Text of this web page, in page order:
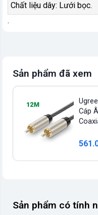
Chất liệu dây: Lưới bọc.
.
Sản phẩm đã xem
Cáp
Sản phẩm có tính